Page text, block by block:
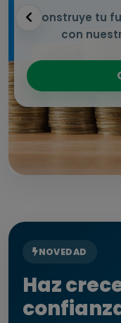
Construye tu
con
NOVEDAD
Haz